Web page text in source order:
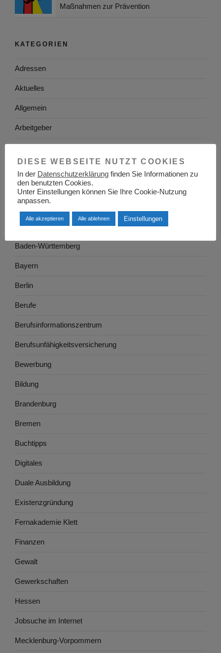
Maßnahmen zur Prävention
KATEGORIEN
Adressen
Aktuelles
Allgemein
Arbeitgeber
Arbeitsrecht
Arbeitswelt
Arbeitszeugnis
Ausbildung
Baden-Württemberg
Bayern
Berlin
Berufe
Berufsinformationszentrum
Berufsunfähigkeitsversicherung
Bewerbung
Bildung
Brandenburg
Bremen
Buchtipps
Digitales
Duale Ausbildung
Existenzgründung
Fernakademie Klett
Finanzen
Gewalt
Gewerkschaften
Hessen
Jobsuche im Internet
Mecklenburg-Vorpommern
DIESE WEBSEITE NUTZT COOKIES
In der Datenschutzerklärung finden Sie Informationen zu
den benutzten Cookies.
Unter Einstellungen können Sie Ihre Cookie-Nutzung
anpassen.
Alle akzeptieren Alle ablehnen Einstellungen